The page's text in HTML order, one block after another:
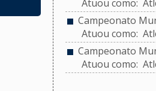
Atuou como:
Campeonato
Atuou como:
Campeonato
Atuou como: